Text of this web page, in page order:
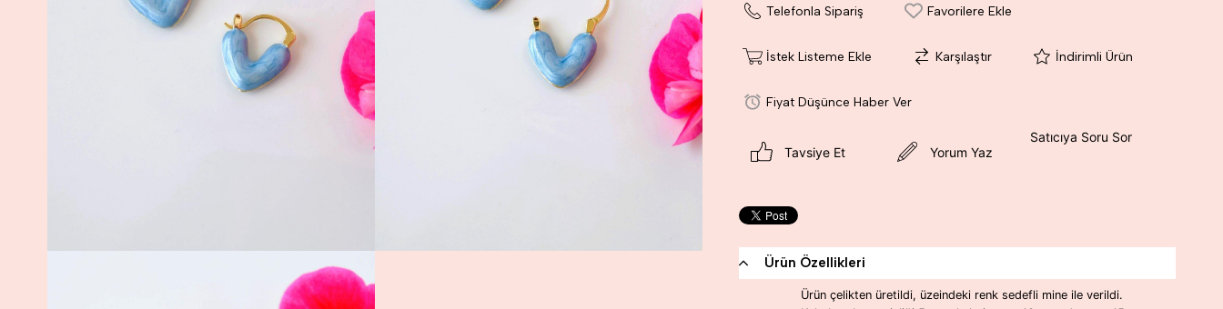
Telefonla Sipariş Favorilere Ekle
İstek Listeme Ekle Karşılaştır İndirimli Ürün
Fiyat Düşünce Haber Ver
Tavsiye Et Yorum Yaz
Satıcıya Soru Sor
Ürün Özellikleri
Ürün çelikten üretildi, üzeindeki renk sedefli mine ile verildi.